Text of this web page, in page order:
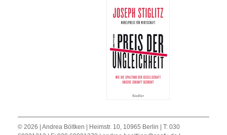
© 2026 | Andrea Böltken | Heimstr. 10, 10965 Berlin | T: 030